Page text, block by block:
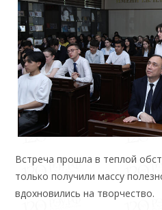
Встреча прошла в теплой
только получили массу
вдохновились на творчество.